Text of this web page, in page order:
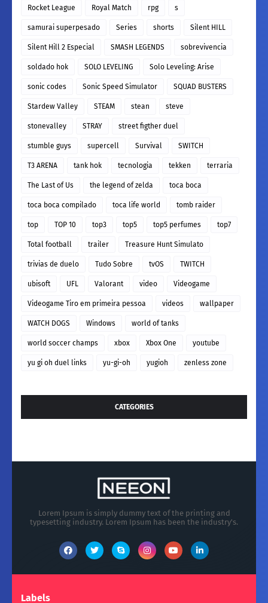
Rocket League Royal Match rpg s
samurai superpesado Series shorts Silent HILL
Silent Hill 2 Especial SMASH LEGENDS sobrevivencia
soldado hok SOLO LEVELING Solo Leveling: Arise
sonic codes Sonic Speed Simulator SQUAD BUSTERS
Stardew Valley STEAM stean steve
stonevalley STRAY street figther duel
stumble guys supercell Survival SWITCH
T3 ARENA tank hok tecnologia tekken terraria
The Last of Us the legend of zelda toca boca
toca boca compilado toca life world tomb raider
top TOP 10 top3 top5 top5 perfumes top7
Total football trailer Treasure Hunt Simulato
trivias de duelo Tudo Sobre tvOS TWITCH
ubisoft UFL Valorant video Videogame
Videogame Tiro em primeira pessoa videos wallpaper
WATCH DOGS Windows world of tanks
world soccer champs xbox Xbox One youtube
yu gi oh duel links yu-gi-oh yugioh zenless zone
CATEGORIES
Lorem Ipsum is simply dummy text of the printing and
typesetting industry. Lorem Ipsum has been the industry's.
Labels